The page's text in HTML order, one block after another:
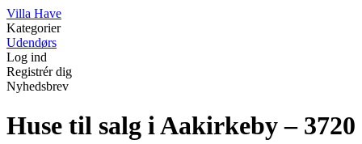
Villa Have
Kategorier
Udendørs
Log ind
Registrér dig
Nyhedsbrev
Huse til salg i Aakirkeby – 3720